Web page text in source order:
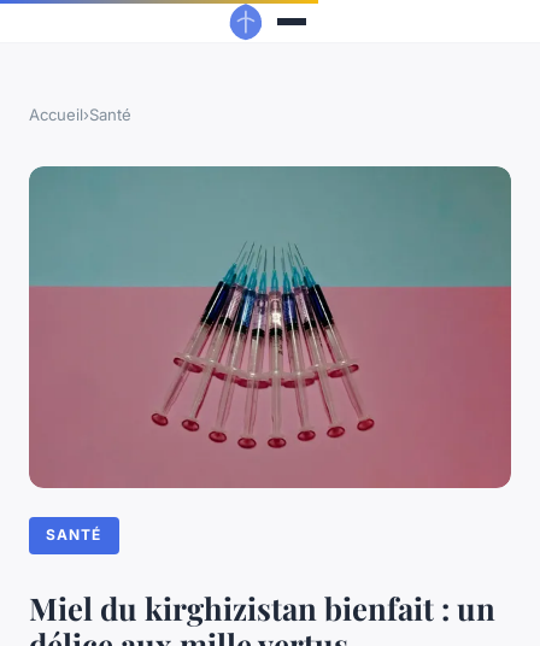
Accueil›Santé
SANTÉ
Miel du kirghizistan bienfait : un